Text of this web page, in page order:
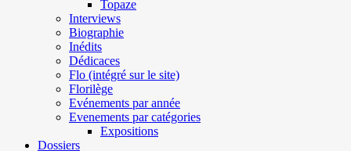
Topaze
Interviews
Biographie
Inédits
Dédicaces
Flo (intégré sur le site)
Florilège
Evénements par année
Evenements par catégories
Expositions
Dossiers